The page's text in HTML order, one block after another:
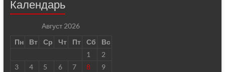
Календарь
Август 2026
Пн
Вт Ср Чт Пт Сб
Вс
1
2
3
4 5 6 7 8
9